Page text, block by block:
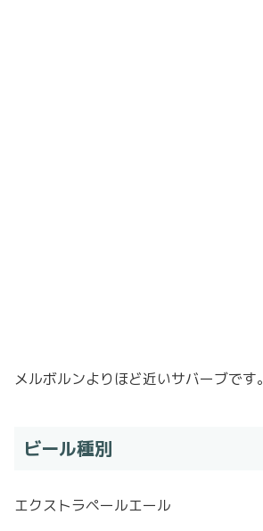
メルボルンよりほど近いサバーブです。
ビール種別
エクストラペールエール